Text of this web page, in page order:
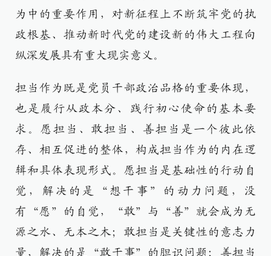
为中的重要作用，对新征程上不断筑牢党的执
政根基、推动新时代党的建设新的伟大工程向
纵深发展具有重大现实意义。
担当作为既是党员干部政治品格的重要体现，
也是履行从政本分、践行初心使命的基本要
求。愿担当、敢担当、善担当是一个彼此依
存、相互促进的整体，构成担当作为的内在逻
辑和具体表现形式。愿担当是基础性的行动自
觉，解决的是“想干事”的动力问题，没
有“愿”的自觉，“敢”与“善”就会成为无
源之水、无本之木；敢担当是关键性的意志力
量，解决的是“敢干事”的胆识问题；善担当